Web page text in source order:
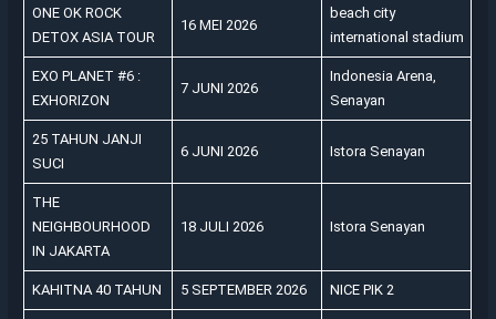
ONE OK ROCK
DETOX ASIA TOUR
16 MEI 2026
beach city
international stadium
EXO PLANET #6 :
EXHORIZON
7 JUNI 2026
Indonesia Arena,
Senayan
25 TAHUN JANJI
SUCI
6 JUNI 2026 Istora Senayan
THE
NEIGHBOURHOOD
IN JAKARTA
18 JULI 2026 Istora Senayan
KAHITNA 40 TAHUN 5 SEPTEMBER 2026 NICE PIK 2